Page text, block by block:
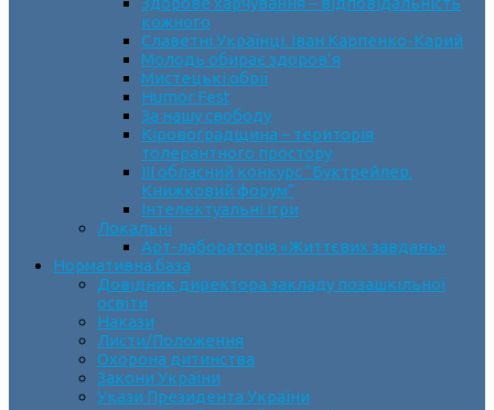
кожного
Славетні Українці. Іван Карпенко-Карий
Молодь обирає здоров’я
Мистецькі обрії
Humor Fest
За нашу свободу
Кіровоградщина – територія
толерантного простору
ІII обласний конкурс “Буктрейлер.
Книжковий форум”
Інтелектуальні ігри
Локальні
Арт-лабораторія «Життєвих завдань»
Нормативна база
Довідник директора закладу позашкільної
освіти
Накази
Листи/Положення
Охорона дитинства
Закони України
Укази Президента України